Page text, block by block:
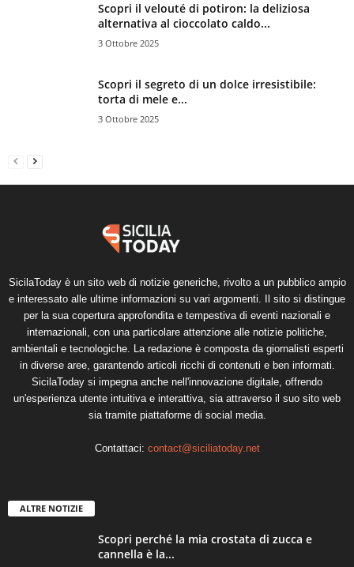
Scopri il velouté di potiron: la deliziosa
alternativa al cioccolato caldo...
3 Ottobre 2025
Scopri il segreto di un dolce irresistibile:
torta di mele e...
3 Ottobre 2025
SicilaToday è un sito web di notizie generiche, rivolto a un pubblico ampio
e interessato alle ultime informazioni su vari argomenti. Il sito si distingue
per la sua copertura approfondita e tempestiva di eventi nazionali e
internazionali, con una particolare attenzione alle notizie politiche,
ambientali e tecnologiche. La redazione è composta da giornalisti esperti
in diverse aree, garantendo articoli ricchi di contenuti e ben informati.
SicilaToday si impegna anche nell'innovazione digitale, offrendo
un'esperienza utente intuitiva e interattiva, sia attraverso il suo sito web
sia tramite piattaforme di social media.
Contattaci: contact@siciliatoday.net
ALTRE NOTIZIE
Scopri perché la mia crostata di zucca e
cannella è la...